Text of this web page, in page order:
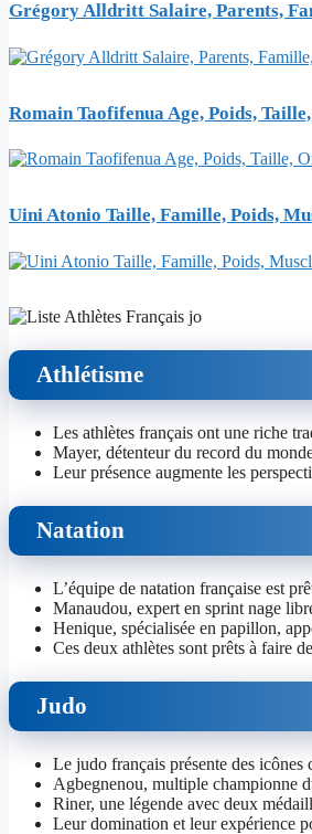
Grégory Alldritt Salaire, Parents,
Romain Taofifenua Age, Poids,
Uini Atonio Taille, Famille, Poids,
Athlétisme
Les athlètes français ont une riche
Mayer, détenteur du record du
Leur présence augmente les
Natation
L’équipe de natation française est
Manaudou, expert en sprint nage
Henique, spécialisée en papillon,
Ces deux athlètes sont prêts à faire
Judo
Le judo français présente des
Agbegnenou, multiple championne
Riner, une légende avec deux
Leur domination et leur expérience